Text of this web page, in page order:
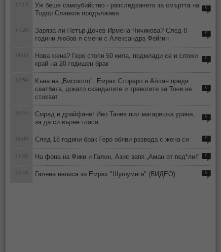
13:18
Уж беше самоубийство - разследването за смъртта на
Тодор Славков продължава
0
17:24
Заряза ли Петър Дочев Ирмена Чичикова? След 8
години любов я смени с Александра Фейгин
0
14:03
Нова жена? Геро стопи 50 кила, подмлади се и сложи
край на 20-годишен брак
0
12:59
Къна на „Високото": Емрах Стораро и Айлян преди
сватбата, докато скандалите и тревогите за Тони не
стихват
0
10:23
Смрад и драйфане! Иво Танев пил магарешка урина,
за да си върне гласа
0
16:00 След 18 години брак Геро обяви развода с жена си 0
11:58 На фона на Фики и Галин, Азис запя „Аман от пед*ли!“ 0
12:45 Галена написа за Емрах "Шушумига" (ВИДЕО) 0